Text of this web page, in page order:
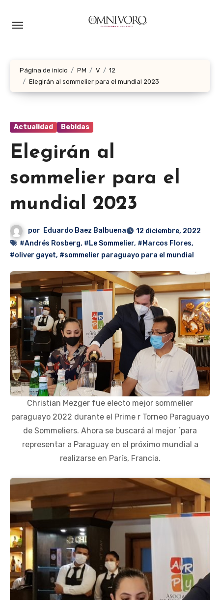
Página de inicio PM V
12
Elegirán al sommelier para el mundial 2023
Actualidad Bebidas
Elegirán al
sommelier para el
mundial 2023
por Eduardo Baez Balbuena
12 diciembre, 2022
#Andrés Rosberg, #Le Sommelier, #Marcos Flores,
#oliver gayet, #sommelier paraguayo para el mundial
Christian Mezger fue electo mejor sommelier
paraguayo 2022 durante el Prime r Torneo Paraguayo
de Sommeliers. Ahora se buscará al mejor ´para
representar a Paraguay en el próximo mundial a
realizarse en París, Francia.